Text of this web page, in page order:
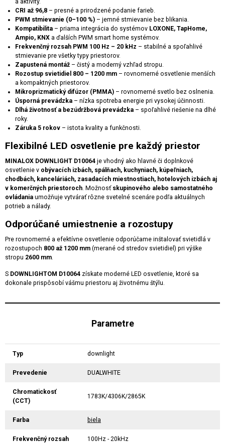
a aktivity.
CRI až 96,8 – presné a prirodzené podanie farieb.
PWM stmievanie (0–100 %) – jemné stmievanie bez blikania.
Kompatibilita – priama integrácia do systémov LOXONE, TapHome,
Ampio, KNX a ďalších PWM smart home systémov.
Frekvenčný rozsah PWM 100 Hz – 20 kHz – stabilné a spoľahlivé
stmievanie pre všetky typy priestorov.
Zapustená montáž – čistý a moderný vzhľad stropu.
Rozostup svietidiel 800 – 1200 mm – rovnomerné osvetlenie menších
a kompaktných priestorov.
Mikroprizmatický difúzor (PMMA) – rovnomerné svetlo bez oslnenia.
Úsporná prevádzka – nízka spotreba energie pri vysokej účinnosti.
Dlhá životnosť a bezúdržbová prevádzka – spoľahlivé riešenie na dlhé
roky.
Záruka 5 rokov – istota kvality a funkčnosti.
Flexibilné LED osvetlenie pre každý priestor
MINALOX DOWNLIGHT D10064 je vhodný ako hlavné či doplnkové
osvetlenie v obývacích izbách, spálňach, kuchyniach, kúpeľniach,
chodbách, kanceláriách, zasadacích miestnostiach, hotelových izbách aj
v komerčných priestoroch. Možnosť skupinového alebo samostatného
ovládania umožňuje vytvárať rôzne svetelné scenáre podľa aktuálnych
potrieb a nálady.
Odporúčané umiestnenie a rozostupy
Pre rovnomerné a efektívne osvetlenie odporúčame inštalovať svietidlá v
rozostupoch 800 až 1200 mm (merané od stredov svietidiel) pri výške
stropu 2600 mm.
S DOWNLIGHTOM D10064 získate moderné LED osvetlenie, ktoré sa
dokonale prispôsobí vášmu priestoru aj životnému štýlu.
Parametre
Typ downlight
Prevedenie DUALWHITE
Chromatickosť
(CCT)
1783K/4306K/2865K
Farba biela
Frekvenčný rozsah 100Hz - 20kHz